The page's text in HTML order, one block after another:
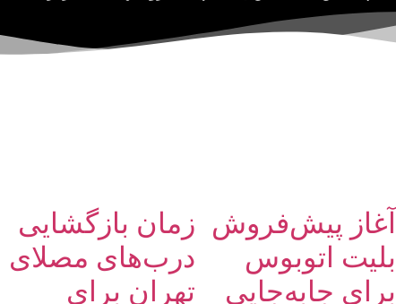
آغاز پیش‌فروش
بلیت اتوبوس
برای جابه‌جایی
زمان بازگشایی
درب‌های مصلای
تهران برای